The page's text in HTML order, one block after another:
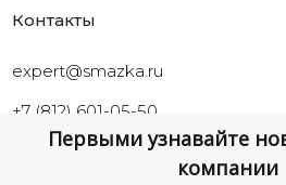
Первыми узнавайте
компании
Контакты
expert@smazka.ru
+7 (812) 601-05-50
Санкт-Петербург,
ул.Промышленная, д.40а